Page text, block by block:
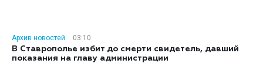
Архив новостей
03:10
В Ставрополье избит до смерти свидетель, давший
показания на главу администрации